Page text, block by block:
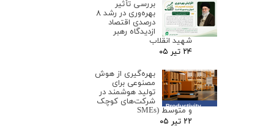
بررسی تأثیر
بهره‌وری در رشد ۸
درصدی اقتصاد
ازدیدگاه رهبر
شهید انقلاب
۲۴ تیر ۰۵
بهره‌گیری از هوش
مصنوعی برای
تولید هوشمند در
شرکت‌های کوچک
و متوسط (SMEs
۲۲ تیر ۰۵